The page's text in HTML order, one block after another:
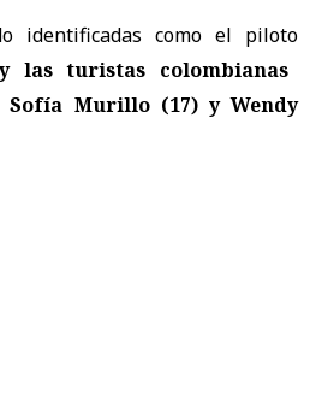
identificadas como el piloto
las turistas colombianas
Sofía Murillo (17) y Wendy